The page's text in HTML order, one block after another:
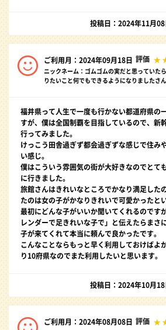
投稿日：2024年11月08
ご利用月：2024年09月18日 評価
ニックネーム：ゴムゴムの実だと思っていた
りたいこと何でもできるようになりましたさん
福井県って人生で一度も行かない都道府県の
すが、僕は全国制覇を目指しているので、新
行ってみました。
けっこう田舎過ぎず都会過ぎずな感じで住み
い感じ。
僕はこういう雰囲気の街が大好きなのでとて
に行きました。
旅館さんはきれいなところでかなり満足した
たのは女の子がかなりきれいで可愛かったと
最初にどんな子がいいか聞いてくれるのです
レンダーで足きれいな子で」と伝えたらまさ
子が来てくれて本当に頼んで良かったです。
こんなことならもっと早く利用しておけばよ
り10府県なのでまた利用したいと思います。
投稿日：2024年10月18
ご利用月：2024年08月08日 評価